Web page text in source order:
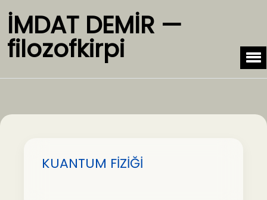
İMDAT DEMİR —
filozofkirpi
KUANTUM FİZİĞİ